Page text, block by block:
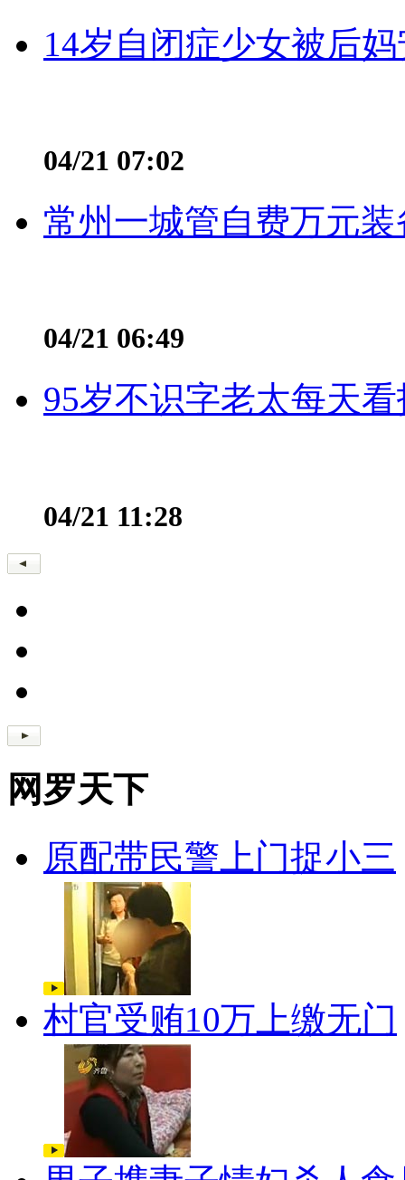
14岁自闭症少女被后
04/21 07:02
常州一城管自费万元
04/21 06:49
95岁不识字老太每天
04/21 11:28
网罗天下
原配带民警上门捉小三
村官受贿10万上缴无门